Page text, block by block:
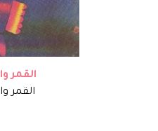
القمر
القمر